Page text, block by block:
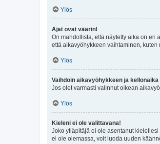
Ylös
Ajat ovat väärin!
On mahdollista, että näytetty aika on eri
että aikavyöhykkeen vaihtaminen,
Ylös
Vaihdoin aikavyöhykkeen ja
Jos olet varmasti valinnut oikean
Ylös
Kieleni ei ole valittavana!
Joko ylläpitäjä ei ole asentanut
ei ole olemassa, voit luoda uuden